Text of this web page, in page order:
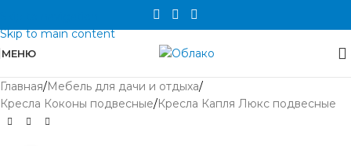
Skip to main content
МЕНЮ
Главная/Мебель для дачи и отдыха/
Кресла Коконы подвесные/Кресла Капля Люкс подвесные